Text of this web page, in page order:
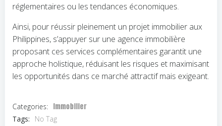
réglementaires ou les tendances économiques.
Ainsi, pour réussir pleinement un projet immobilier aux
Philippines, s’appuyer sur une agence immobilière
proposant ces services complémentaires garantit une
approche holistique, réduisant les risques et maximisant
les opportunités dans ce marché attractif mais exigeant.
Categories: Immobilier
Tags: No Tag